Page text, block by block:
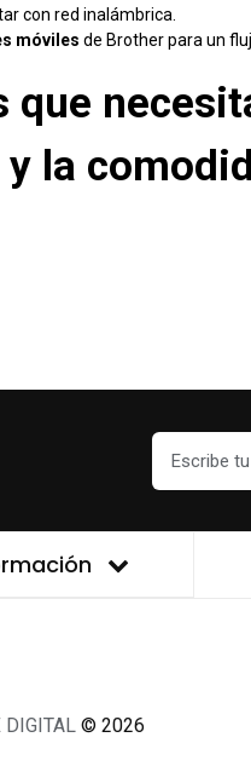
con red inalámbrica.
móviles de Brother para un
que
la
DIGITAL © 2026